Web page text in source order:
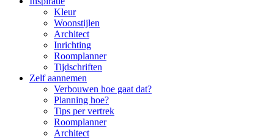
Kleur
Woonstijlen
Architect
Inrichting
Roomplanner
Tijdschriften
Zelf aannemen
Verbouwen hoe gaat dat?
Planning hoe?
Tips per vertrek
Roomplanner
Architect